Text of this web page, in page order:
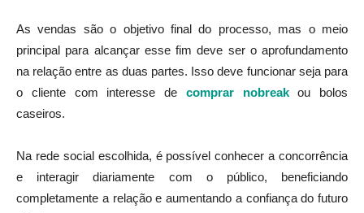
As vendas são o objetivo final do processo, mas o meio
principal para alcançar esse fim deve ser o aprofundamento
na relação entre as duas partes. Isso deve funcionar seja para
o cliente com interesse de comprar nobreakou bolos
caseiros.
Na rede social escolhida, é possível conhecer a concorrência
e interagir diariamente com o público, beneficiando
completamente a relação e aumentando a confiança do futuro